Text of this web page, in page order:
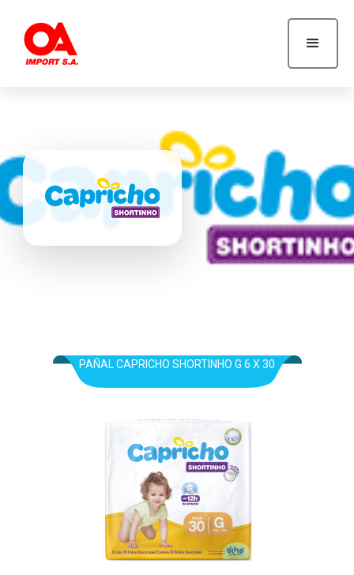
Capricho Shortinho
PAÑAL CAPRICHO SHORTINHO G 6 X 30